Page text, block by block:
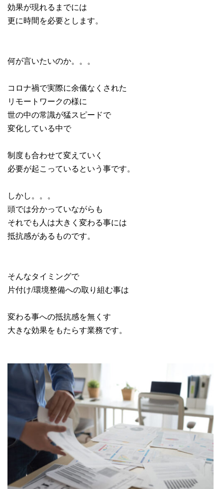
効果が現れるまでには
更に時間を必要とします。
何が言いたいのか。。。
コロナ禍で実際に余儀なくされた
リモートワークの様に
世の中の常識が猛スピードで
変化している中で
制度も合わせて変えていく
必要が起こっているという事です。
しかし。。。
頭では分かっていながらも
それでも人は大きく変わる事には
抵抗感があるものです。
そんなタイミングで
片付け/環境整備への取り組む事は
変わる事への抵抗感を無くす
大きな効果をもたらす業務です。